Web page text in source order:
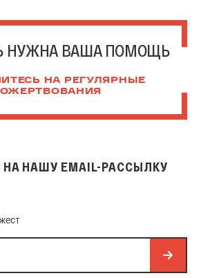
НУЖНА ВАША ПОМОЩЬ
НА РЕГУЛЯРНЫЕ
НАШУ EMAIL-РАССЫЛКУ
рассылку